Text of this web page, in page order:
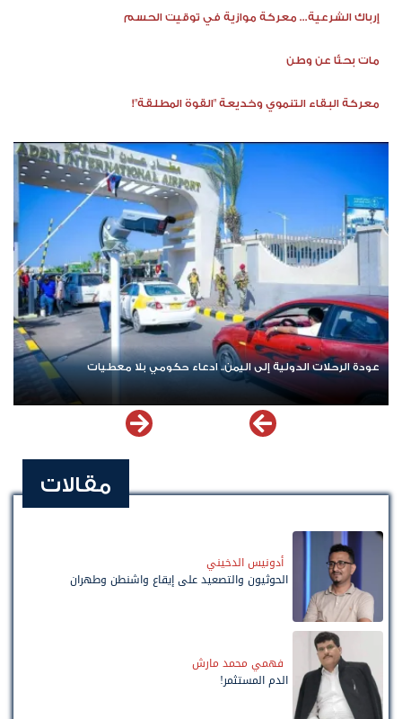
إرباك الشرعية... معركة موازية في توقيت الحسم
مات بحثًا عن وطن
معركة البقاء التنموي وخديعة "القوة المطلقة"!
عودة الرحلات الدولية إلى اليمن.. ادعاء حكومي بلا معطيات
مقالات
أدونيس الدخيني
الحوثيون والتصعيد على إيقاع واشنطن وطهران
فهمي محمد مارش
الدم المستثمر!